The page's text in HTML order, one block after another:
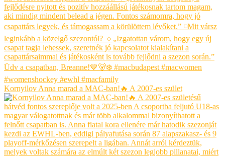
Kornyilov Anna marad a MAC-ban!🔥 A 2007-es szület